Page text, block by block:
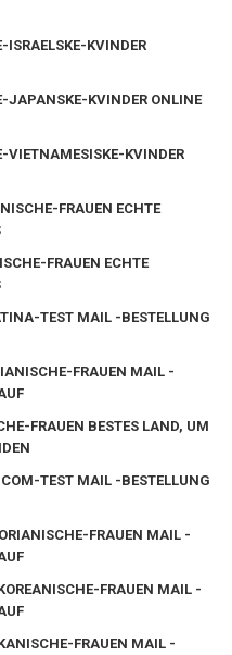
KVINDER
JAPANSKE-KVINDER ONLINE
VIETNAMESISKE-KVINDER
FRAUEN ECHTE
FRAUEN ECHTE
TEST MAIL -BESTELLUNG
FRAUEN MAIL -
FRAUEN BESTES LAND, UM
TEST MAIL -BESTELLUNG
FRAUEN MAIL -
FRAUEN MAIL -
FRAUEN MAIL -